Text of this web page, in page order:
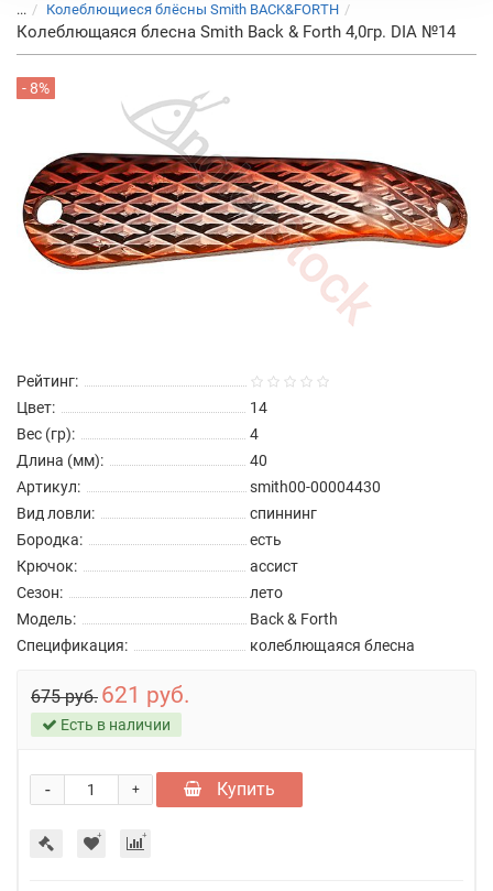
... Колеблющиеся блёсны Smith BACK&FORTH
Колеблющаяся блесна Smith Back & Forth 4,0гр. DIA №14
- 8%
Рейтинг:
Цвет:
14
Вес (гр):
4
Длина (мм):
40
Артикул:
smith00-00004430
Вид ловли:
спиннинг
Бородка:
есть
Крючок:
ассист
Сезон:
лето
Модель:
Back & Forth
Спецификация:
колеблющаяся блесна
675 руб. 621 руб.
Есть в наличии
+
- Купить